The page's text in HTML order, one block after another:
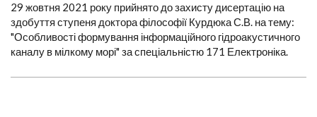
29 жовтня 2021 року прийнято до захисту дисертацію на
здобуття ступеня доктора філософії Курдюка С.В. на тему:
"Особливості формування інформаційного гідроакустичного
каналу в мілкому морі" за спеціальністю 171 Електроніка.